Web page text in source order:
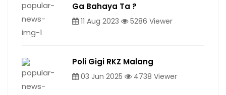
Ga Bahaya Ta ?
11 Aug 2023 5286 Viewer
Poli Gigi RKZ Malang
03 Jun 2025 4738 Viewer